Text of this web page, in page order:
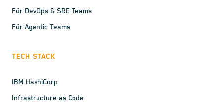
Für DevOps & SRE Teams
Für Agentic Teams
TECH STACK
IBM HashiCorp
Infrastructure as Code